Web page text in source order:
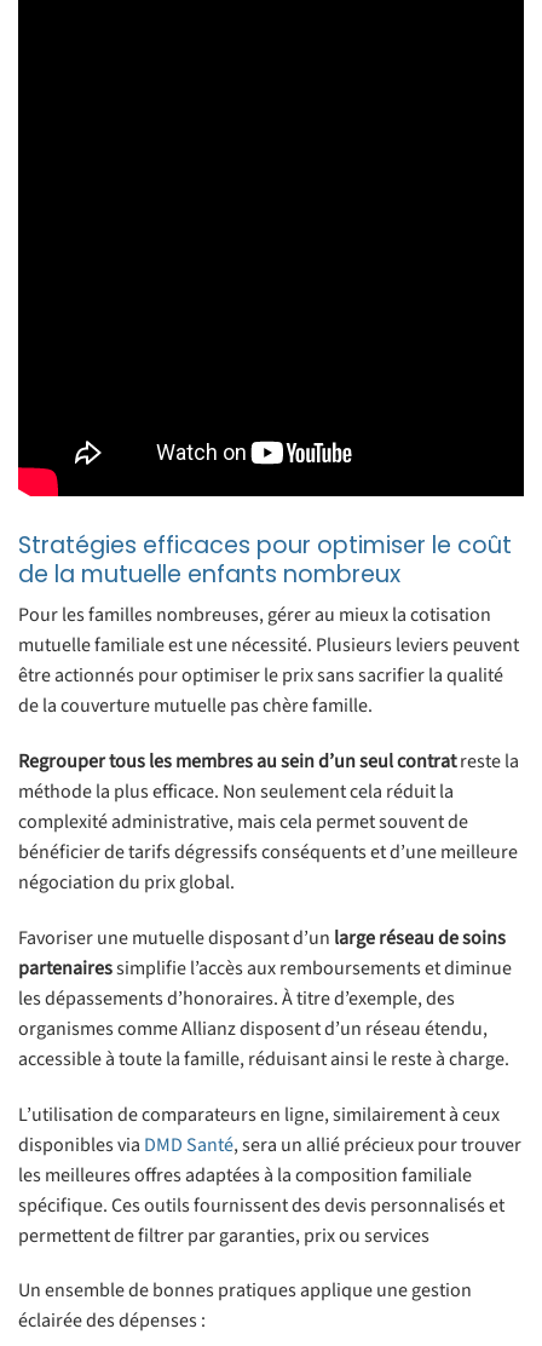
Stratégies efficaces pour optimiser le coût
de la mutuelle enfants nombreux
Pour les familles nombreuses, gérer au mieux la cotisation
mutuelle familiale est une nécessité. Plusieurs leviers peuvent
être actionnés pour optimiser le prix sans sacrifier la qualité
de la couverture mutuelle pas chère famille.
Regrouper tous les membres au sein d’un seul contratreste la
méthode la plus efficace. Non seulement cela réduit la
complexité administrative, mais cela permet souvent de
bénéficier de tarifs dégressifs conséquents et d’une meilleure
négociation du prix global.
Favoriser une mutuelle disposant d’un large réseau de soins
partenairessimplifie l’accès aux remboursements et diminue
les dépassements d’honoraires. À titre d’exemple, des
organismes comme Allianz disposent d’un réseau étendu,
accessible à toute la famille, réduisant ainsi le reste à charge.
L’utilisation de comparateurs en ligne, similairement à ceux
disponibles via DMD Santé, sera un allié précieux pour trouver
les meilleures offres adaptées à la composition familiale
spécifique. Ces outils fournissent des devis personnalisés et
permettent de filtrer par garanties, prix ou services
Un ensemble de bonnes pratiques applique une gestion
éclairée des dépenses :